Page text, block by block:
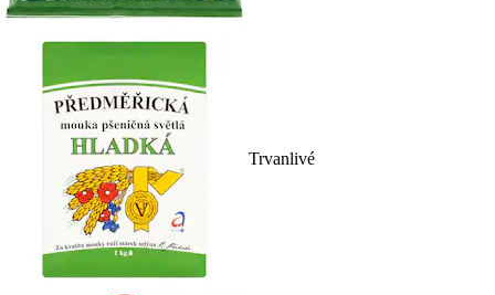
Trvanlivé